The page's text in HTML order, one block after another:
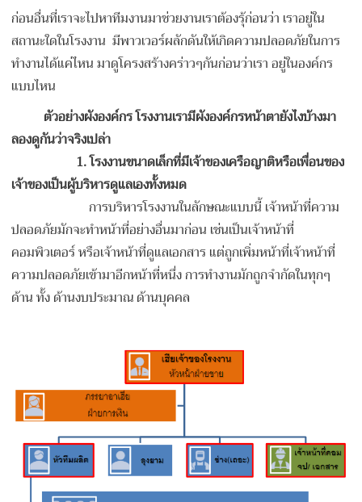
ก่อนอื่นที่เราจะไปหาทีมงานมาช่วยงานเราต้องรุ้ก่อนว่า เราอยู่ใน
สถานะใดในโรงงาน มีพาวเวอร์ผลักดันให้เกิดความปลอดภัยในการ
ทำงานได้แค่ไหน มาดูโครงสร้างคร่าวๆกันก่อนว่าเรา อยู่ในองค์กร
แบบไหน
ตัวอย่างผังองค์กร โรงงานเรามีผังองค์กรหน้าตายังไงบ้างมา
ลองดูกันว่าจริงเปล่า
1.โรงงานขนาดเล็กที่มีเจ้าของเครือญาติหรือเพื่อนของ
เจ้าของเป็นผู้บริหารดูแลเองทั้งหมด
การบริหารโรงงานในลักษณะแบบนี้ เจ้าหน้าที่ความ
ปลอดภัยมักจะทำหน้าที่อย่างอื่นมาก่อน เช่นเป็นเจ้าหน้าที่
คอมพิวเตอร์ หรือเจ้าหน้าที่ดูแลเอกสาร แต่ถูกเพิ่มหน้าที่เจ้าหน้าที่
ความปลอดภัยเข้ามาอีกหน้าที่หนึ่ง การทำงานมักถูกจำกัดในทุกๆ
ด้าน ทั้ง ด้านงบประมาณ ด้านบุคคล